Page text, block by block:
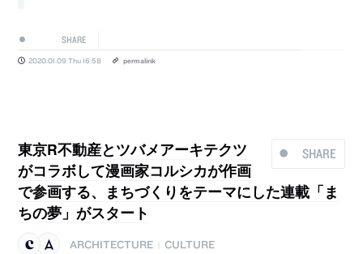
SHARE
2020.01.09 Thu 16:58 permalink
SHARE
東京R不動産とツバメアーキテクツ
がコラボして漫画家コルシカが作画
で参画する、まちづくりをテーマにした連載「ま
ちの夢」がスタート
ARCHITECTURE
CULTURE